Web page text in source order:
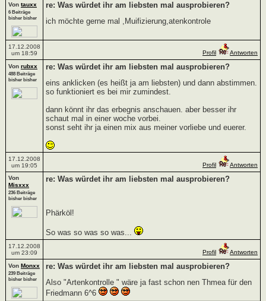
Von tauxx
6 Beiträge
bisher bisher
re: Was würdet ihr am liebsten mal ausprobieren?
ich möchte gerne mal ,Muifizierung,atenkontrole
17.12.2008
um 18:59
Profil Antworten
Von rubxx
488 Beiträge
bisher bisher
re: Was würdet ihr am liebsten mal ausprobieren?
eins anklicken (es heißt ja am liebsten) und dann abstimmen.
so funktioniert es bei mir zumindest.
dann könnt ihr das erbegnis anschauen. aber besser ihr
schaut mal in einer woche vorbei.
sonst seht ihr ja einen mix aus meiner vorliebe und euerer.
17.12.2008
um 19:05
Profil
Antworten
Von
Misxxx
236 Beiträge
bisher bisher
re: Was würdet ihr am liebsten mal ausprobieren?
Phärköl!
So was so was so was...
17.12.2008
um 23:09
Profil Antworten
Von Monxx
239 Beiträge
bisher bisher
re: Was würdet ihr am liebsten mal ausprobieren?
Also "Artenkontrolle " wäre ja fast schon nen Thmea für den
Friedmann 6^6